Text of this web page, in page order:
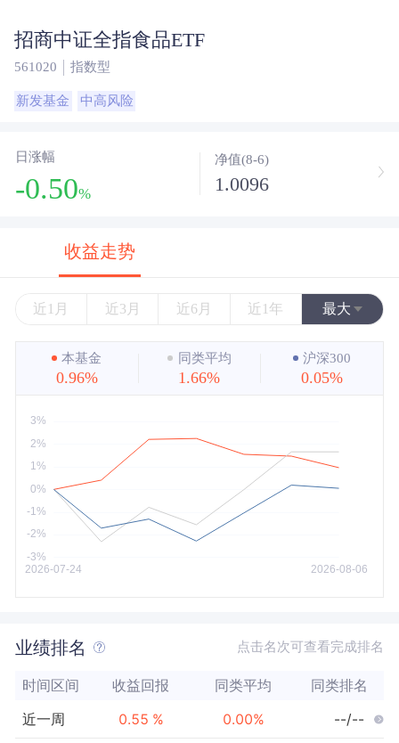
招商中证全指食品ETF
561020 指数型
新发基金 中高风险
日涨幅
-0.50%
净值(8-6)
1.0096
收益走势
近1月 近3月 近6月 近1年 最大
近3年
近5年
本基金
0.96%
同类平均
1.66%
沪深300
0.05%
业绩排名 点击名次可查看完成排名
时间区间 收益回报 同类平均 同类排名
近一周 0.55 % 0.00% --/--